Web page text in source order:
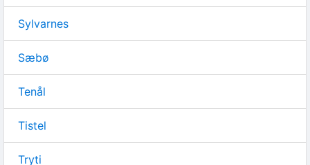
Sylvarnes
Sæbø
Tenål
Tistel
Tryti